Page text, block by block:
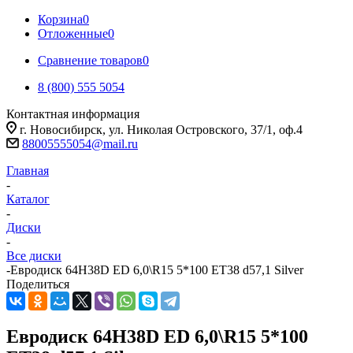
Корзина0
Отложенные0
Сравнение товаров0
8 (800) 555 5054
Контактная информация
г. Новосибирск, ул. Николая Островского, 37/1, оф.4
88005555054@mail.ru
Главная
-
Каталог
-
Диски
-
Все диски
-Евродиск 64H38D ED 6,0\R15 5*100 ET38 d57,1 Silver
Поделиться
Евродиск 64H38D ED 6,0\R15 5*100